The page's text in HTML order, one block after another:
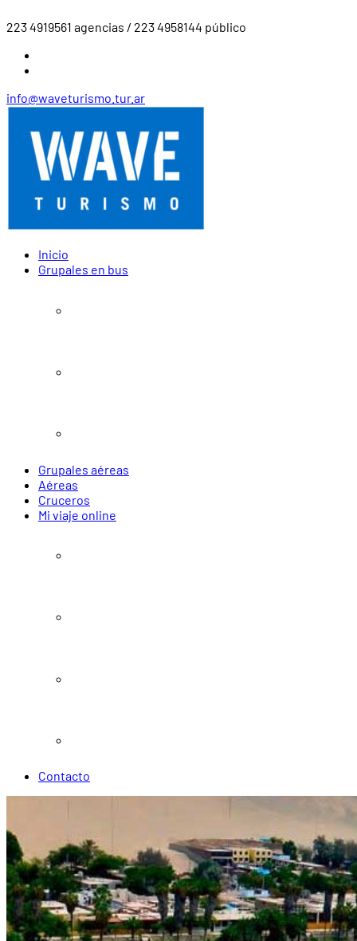
223 4919561 agencias / 223 4958144 público
info@waveturismo.tur.ar
Inicio
Grupales en bus
Grupales aéreas
Aéreas
Cruceros
Mi viaje online
Contacto